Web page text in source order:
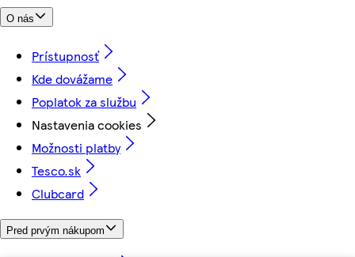
O nás
Prístupnosť
Kde dovážame
Poplatok za službu
Nastavenia cookies
Možnosti platby
Tesco.sk
Clubcard
Pred prvým nákupom